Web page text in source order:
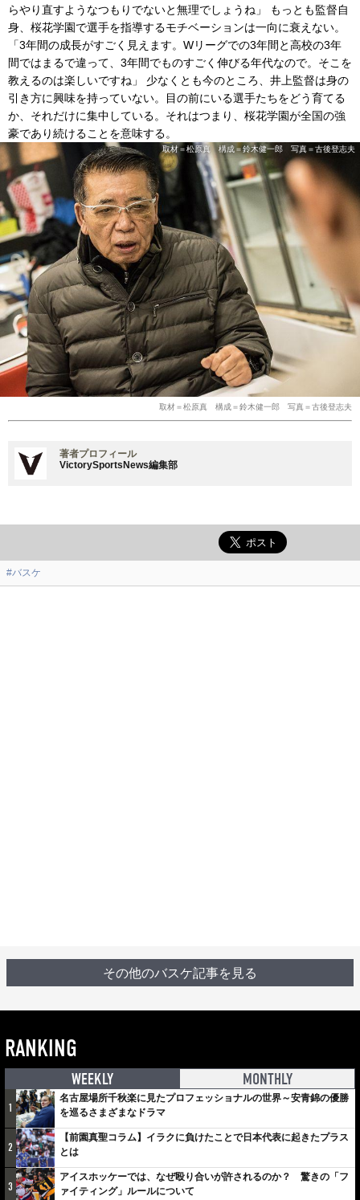
らやり直すようなつもりでないと無理でしょうね」 もっとも監督自
身、桜花学園で選手を指導するモチベーションは一向に衰えない。
「3年間の成長がすごく見えます。Wリーグでの3年間と高校の3年
間ではまるで違って、3年間でものすごく伸びる年代なので。そこを
教えるのは楽しいですね」 少なくとも今のところ、井上監督は身の
引き方に興味を持っていない。目の前にいる選手たちをどう育てる
か、それだけに集中している。それはつまり、桜花学園が全国の強
豪であり続けることを意味する。
取材＝松原真 構成＝鈴木健一郎 写真＝古後登志夫
取材＝松原真 構成＝鈴木健一郎 写真＝古後登志夫
著者プロフィール
VictorySportsNews編集部
#バスケ
その他のバスケ記事を見る
RANKING
WEEKLY MONTHLY
1
名古屋場所千秋楽に見たプロフェッショナルの世界～安青錦の優勝
を巡るさまざまなドラマ
2
【前園真聖コラム】イラクに負けたことで日本代表に起きたプラス
とは
3
アイスホッケーでは、なぜ殴り合いが許されるのか？ 驚きの「フ
ァイティング」ルールについて